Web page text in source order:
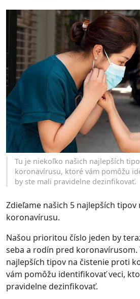
Tu je niekoľko našich najlepších
koronavírusu, ktoré vám pomôžu
by ste mali pravidelne dezinfikovať.
Zdieľame našich 5 najlepších tipov
koronavírusu.
Našou prioritou číslo jeden by
seba a rodín pred koronavírusom.
najlepších tipov na čistenie proti
vám pomôžu identifikovať veci,
pravidelne dezinfikovať.